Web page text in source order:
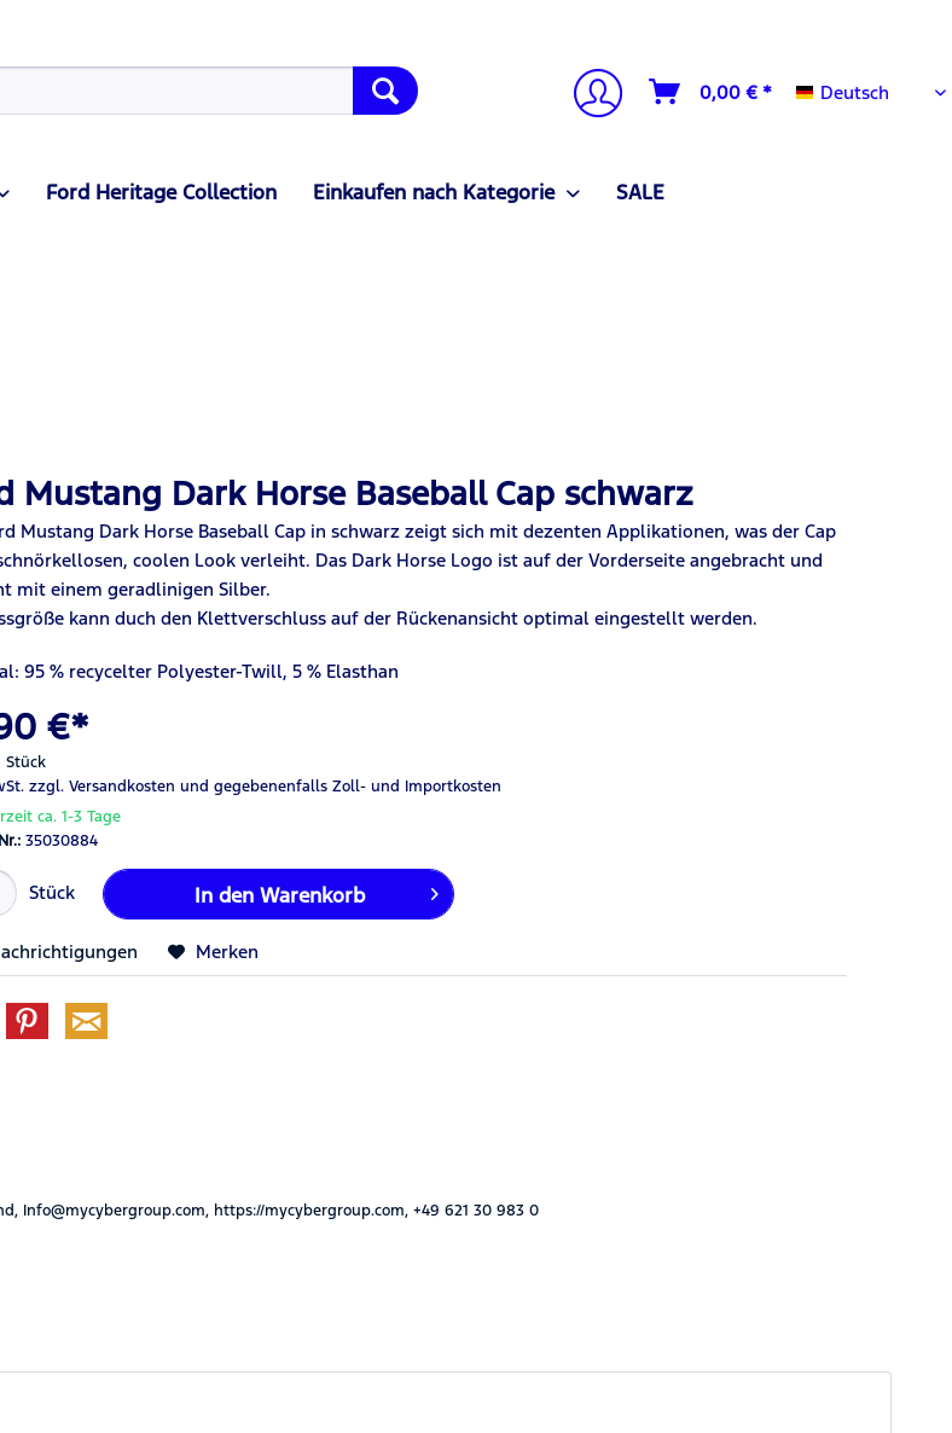
0,00 € * Deutsch
Deutsch
Ford Heritage Collection Einkaufen nach Kategorie SALE
Mustang Dark Horse Baseball Cap schwarz
Mustang Dark Horse Baseball Cap in schwarz zeigt sich mit dezenten Applikationen, was der Cap
coolen Look verleiht. Das Dark Horse Logo ist auf der Vorderseite angebracht und
mit einem geradlinigen Silber.
kann duch den Klettverschluss auf der Rückenansicht optimal eingestellt werden.
95 % recycelter Polyester-Twill, 5 % Elasthan
€*
Stück
zzgl. Versandkosten und gegebenenfalls Zoll- und Importkosten
ca. 1-3 Tage
35030884
Stück In den Warenkorb
Merken
Info@mycybergroup.com, https://mycybergroup.com, +49 621 30 983 0